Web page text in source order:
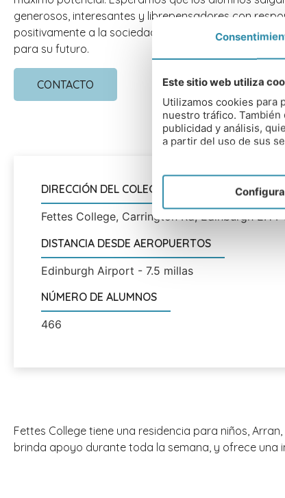
generosos, interesantes y librepensadores con
positivamente a la sociedad. Esperamos poder
para su futuro.
CONTACTO
DIRECCIÓN DEL COLEGIO
Fettes College, Carrington Rd, Edinburgh EH4
DISTANCIA DESDE AEROPUERTOS
Edinburgh Airport - 7.5 millas
NÚMERO DE ALUMNOS
466
Fettes College tiene una residencia para niños,
brinda apoyo durante toda la semana, y ofrece una
Este sitio web utiliza
Utilizamos cookies para
nuestro tráfico.
publicidad y análisis,
a partir del uso de sus